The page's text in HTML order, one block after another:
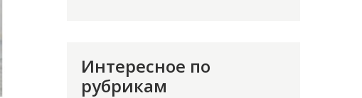
Интересное по
рубрикам